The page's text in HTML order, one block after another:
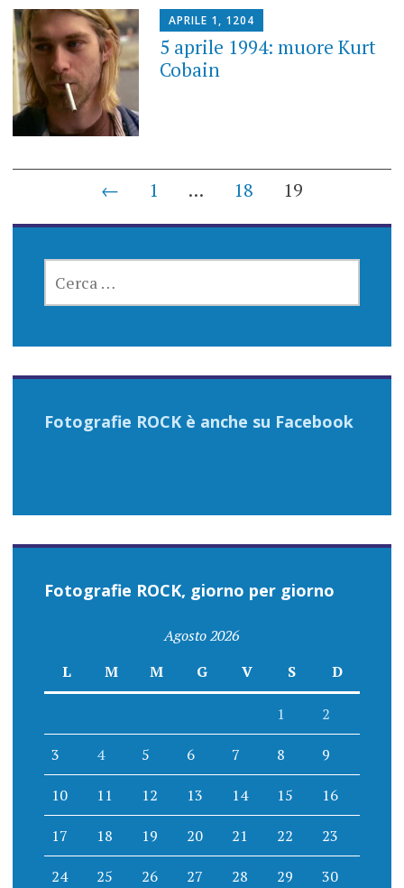
APRILE 1, 1204
5 aprile 1994: muore Kurt
Cobain
navigation
← 1 … 18 19
PER:
Fotografie ROCK è anche su Facebook
Fotografie ROCK, giorno per giorno
Agosto 2026
L
M M G V S D
1 2
3 4 5 6 7 8 9
10 11 12 13 14 15 16
17 18 19 20 21 22 23
24 25 26 27 28 29 30